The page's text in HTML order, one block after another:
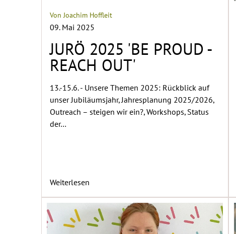
Von Joachim Hoffleit
09. Mai 2025
JURÖ 2025 'BE PROUD -
REACH OUT'
13.-15.6. - Unsere Themen 2025: Rückblick auf
unser Jubiläumsjahr, Jahresplanung 2025/2026,
Outreach – steigen wir ein?, Workshops, Status
der…
Weiterlesen